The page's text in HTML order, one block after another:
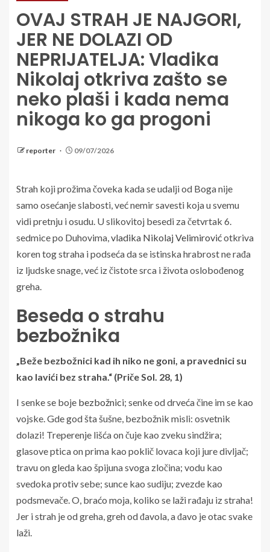
OVAJ STRAH JE NAJGORI,
JER NE DOLAZI OD
NEPRIJATELJA: Vladika
Nikolaj otkriva zašto se
neko plaši i kada nema
nikoga ko ga progoni
reporter 09/07/2026
Strah koji prožima čoveka kada se udalji od Boga nije
samo osećanje slabosti, već nemir savesti koja u svemu
vidi pretnju i osudu. U slikovitoj besedi za četvrtak 6.
sedmice po Duhovima,vladika Nikolaj Velimirovićotkriva
koren tog straha i podseća da se istinska hrabrost ne rađa
iz ljudske snage, već iz čistote srca i života oslobođenog
greha.
Beseda o strahu
bezbožnika
„Beže bezbožnici kad ih niko ne goni, a pravednici su
kao lavići bez straha.“ (Priče Sol. 28, 1)
I senke se boje bezbožnici; senke od drveća čine im se kao
vojske. Gde god šta šušne, bezbožnik misli: osvetnik
dolazi! Treperenje lišća on čuje kao zveku sindžira;
glasove ptica on prima kao poklič lovaca koji jure divljač;
travu on gleda kao špijuna svoga zločina; vodu kao
svedoka protiv sebe; sunce kao sudiju; zvezde kao
podsmevače. O, braćo moja, koliko se laži rađaju iz straha!
Jer i strah je od greha, greh od đavola, a đavo je otac svake
laži.